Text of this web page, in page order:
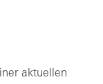
aktuellen